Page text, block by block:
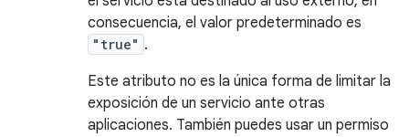
consecuencia, el valor predeterminado es
"true" .
Este atributo no es la única forma de limitar la
exposición de un servicio ante otras
aplicaciones. También puedes usar un permiso